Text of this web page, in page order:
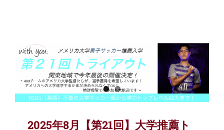
2025年8月【第21回】大学推薦ト